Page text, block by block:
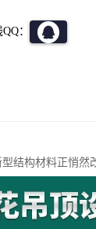
：
结构材料正悄